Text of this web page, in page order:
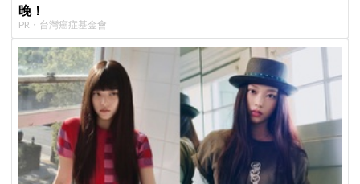
晚！
PR・台灣癌症基金會